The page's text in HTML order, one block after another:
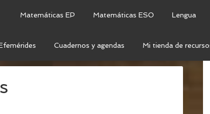
Matemáticas EP Matemáticas ESO Lengua
Cuadernos y agendas Mi tienda de
POSSESSIVE ADJECTIVES